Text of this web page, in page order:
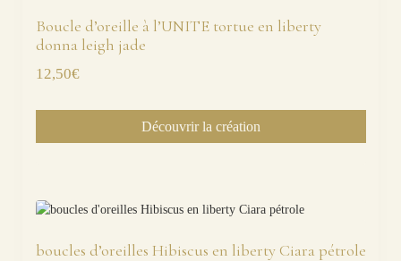
Boucle d’oreille à l’UNITE tortue en liberty
donna leigh jade
12,50€
Découvrir la création
boucles d’oreilles Hibiscus en liberty Ciara pétrole